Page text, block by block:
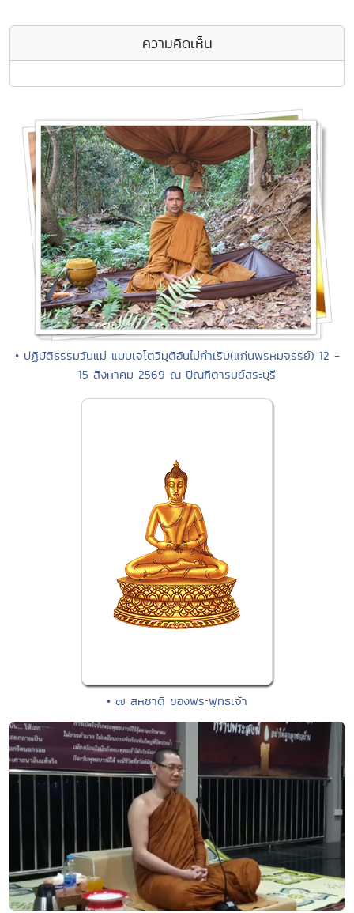
ความคิดเห็น
• ปฏิบัติธรรมวันแม่ แบบเจโตวิมุติอันไม่กำเริบ(แก่นพรหมจรรย์) 12 -
15 สิงหาคม 2569 ณ ปัณฑิตารมย์สระบุรี
• ๗ สหชาติ ของพระพุทธเจ้า